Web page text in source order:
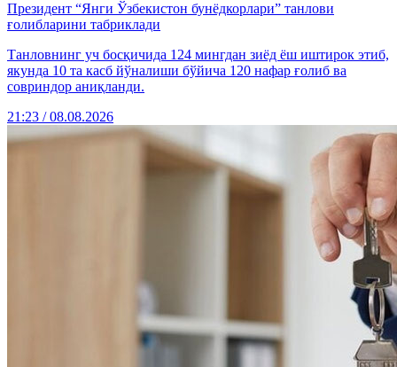
Президент “Янги Ўзбекистон бунёдкорлари” танлови
ғолибларини табриклади
Танловнинг уч босқичида 124 мингдан зиёд ёш иштирок этиб,
якунда 10 та касб йўналиши бўйича 120 нафар ғолиб ва
совриндор аниқланди.
21:23 / 08.08.2026